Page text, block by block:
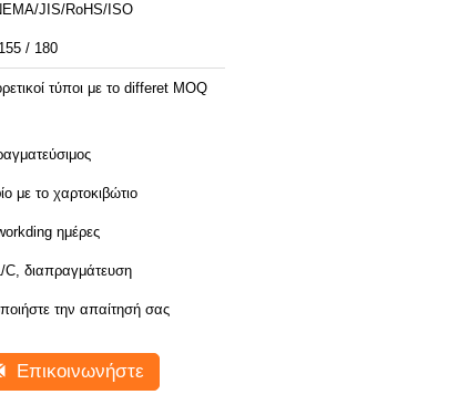
JIS/RoHS/ISO
/ 180
τύποι με το differet MOQ
με το χαρτοκιβώτιο
ημέρες
C, διαπραγμάτευση
την απαίτησή σας
Επικοινωνήστε